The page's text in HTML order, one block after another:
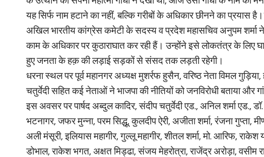
यह सिर्फ नाम हटाने का नहीं, बल्कि गरीबों के अधिकार छीनने का प्रयास
अखिल भारतीय कांग्रेस कमेटी के सदस्य व प्रदेश महासचिव अनुपम शर्मा
काम के अधिकार पर कुठाराघात कर रही हैं। उन्होंने इसे लोकतंत्र के लिए
हुए जनता के हक़ की लड़ाई सड़कों से संसद तक लड़ती रहेगी।
धरना स्थल पर पूर्व महानगर अध्यक्ष मुशर्रफ हुसैन, वरिष्ठ नेता विमल
चतुर्वेदी सहित कई नेताओं ने भाजपा की नीतियों को जनविरोधी बताया और
इस अवसर पर पार्षद अब्दुल कादिर, संदीप चतुर्वेदी एड., अनिल शर्मा एड.,
भटनागर, जफर मुन्ना, परम सिद्धू, कुलदीप ऐरी, अजीता शर्मा, रंजना गुप्ता,
अली मंसूरी, इलियास महागीर, गुल्लू महागीर, शीतल शर्मा, मो. आरिफ,
डोभाल, राकेश भगत, अक्षत मिड्ढा, संजय मेहरोत्रा, राजेंद्र अरोड़ा, वसीम